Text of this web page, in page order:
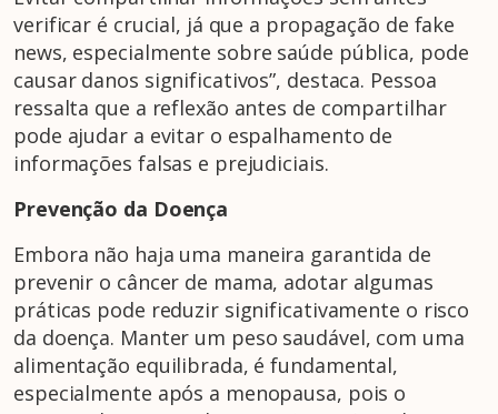
verificar é crucial, já que a propagação de fake
news, especialmente sobre saúde pública, pode
causar danos significativos”, destaca. Pessoa
ressalta que a reflexão antes de compartilhar
pode ajudar a evitar o espalhamento de
informações falsas e prejudiciais.
Prevenção da Doença
Embora não haja uma maneira garantida de
prevenir o câncer de mama, adotar algumas
práticas pode reduzir significativamente o risco
da doença. Manter um peso saudável, com uma
alimentação equilibrada, é fundamental,
especialmente após a menopausa, pois o